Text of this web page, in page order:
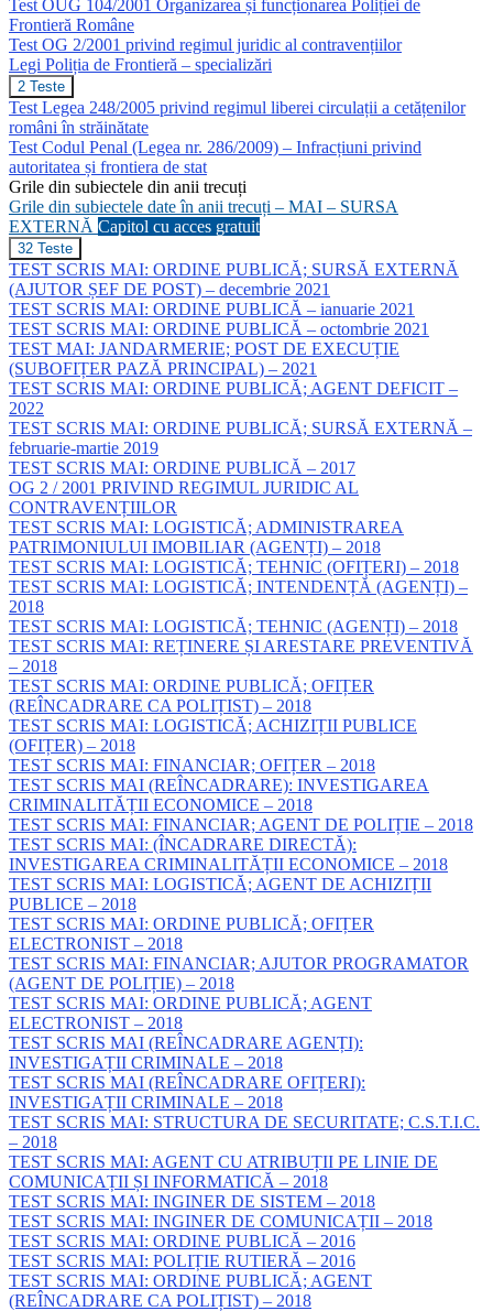
trunchi
comun
Test OUG 104/2001 Organizarea și funcționarea Poliției de
Frontieră Române
Test OG 2/2001 privind regimul juridic al contravențiilor
Legi Poliția de Frontieră – specializări
Legi
Poliția
de
Frontieră
–
specializări
2 Teste
Test Legea 248/2005 privind regimul liberei circulații a cetățenilor
români în străinătate
Test Codul Penal (Legea nr. 286/2009) – Infracțiuni privind
autoritatea și frontiera de stat
Grile din subiectele din anii trecuți
Grile din subiectele date în anii trecuți – MAI – SURSA
EXTERNĂ Capitol cu acces gratuit
Grile
din
subiectele
date
în
anii
trecuți
–
MAI
–
SURSA
EXTERNĂ
32 Teste
TEST SCRIS MAI: ORDINE PUBLICĂ; SURSĂ EXTERNĂ
(AJUTOR ȘEF DE POST) – decembrie 2021
TEST SCRIS MAI: ORDINE PUBLICĂ – ianuarie 2021
TEST SCRIS MAI: ORDINE PUBLICĂ – octombrie 2021
TEST MAI: JANDARMERIE; POST DE EXECUȚIE
(SUBOFIȚER PAZĂ PRINCIPAL) – 2021
TEST SCRIS MAI: ORDINE PUBLICĂ; AGENT DEFICIT –
2022
TEST SCRIS MAI: ORDINE PUBLICĂ; SURSĂ EXTERNĂ –
februarie-martie 2019
TEST SCRIS MAI: ORDINE PUBLICĂ – 2017
OG 2 / 2001 PRIVIND REGIMUL JURIDIC AL
CONTRAVENȚIILOR
TEST SCRIS MAI: LOGISTICĂ; ADMINISTRAREA
PATRIMONIULUI IMOBILIAR (AGENȚI) – 2018
TEST SCRIS MAI: LOGISTICĂ; TEHNIC (OFIȚERI) – 2018
TEST SCRIS MAI: LOGISTICĂ; INTENDENȚĂ (AGENȚI) –
2018
TEST SCRIS MAI: LOGISTICĂ; TEHNIC (AGENȚI) – 2018
TEST SCRIS MAI: REȚINERE ȘI ARESTARE PREVENTIVĂ
– 2018
TEST SCRIS MAI: ORDINE PUBLICĂ; OFIȚER
(REÎNCADRARE CA POLIȚIST) – 2018
TEST SCRIS MAI: LOGISTICĂ; ACHIZIȚII PUBLICE
(OFIȚER) – 2018
TEST SCRIS MAI: FINANCIAR; OFIȚER – 2018
TEST SCRIS MAI (REÎNCADRARE): INVESTIGAREA
CRIMINALITĂȚII ECONOMICE – 2018
TEST SCRIS MAI: FINANCIAR; AGENT DE POLIȚIE – 2018
TEST SCRIS MAI: (ÎNCADRARE DIRECTĂ):
INVESTIGAREA CRIMINALITĂȚII ECONOMICE – 2018
TEST SCRIS MAI: LOGISTICĂ; AGENT DE ACHIZIȚII
PUBLICE – 2018
TEST SCRIS MAI: ORDINE PUBLICĂ; OFIȚER
ELECTRONIST – 2018
TEST SCRIS MAI: FINANCIAR; AJUTOR PROGRAMATOR
(AGENT DE POLIȚIE) – 2018
TEST SCRIS MAI: ORDINE PUBLICĂ; AGENT
ELECTRONIST – 2018
TEST SCRIS MAI (REÎNCADRARE AGENȚI):
INVESTIGAȚII CRIMINALE – 2018
TEST SCRIS MAI (REÎNCADRARE OFIȚERI):
INVESTIGAȚII CRIMINALE – 2018
TEST SCRIS MAI: STRUCTURA DE SECURITATE; C.S.T.I.C.
– 2018
TEST SCRIS MAI: AGENT CU ATRIBUȚII PE LINIE DE
COMUNICAȚII ȘI INFORMATICĂ – 2018
TEST SCRIS MAI: INGINER DE SISTEM – 2018
TEST SCRIS MAI: INGINER DE COMUNICAȚII – 2018
TEST SCRIS MAI: ORDINE PUBLICĂ – 2016
TEST SCRIS MAI: POLIȚIE RUTIERĂ – 2016
TEST SCRIS MAI: ORDINE PUBLICĂ; AGENT
(REÎNCADRARE CA POLIȚIST) – 2018